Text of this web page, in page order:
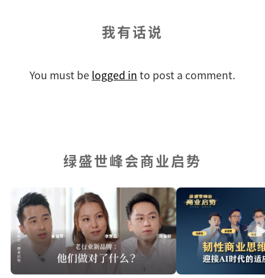
我有话说
You must be logged in to post a comment.
绿盛世峰会商业启势